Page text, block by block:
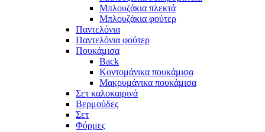
Μπλουζάκια πλεκτά
Μπλουζάκια φούτερ
Παντελόνια
Παντελόνια φούτερ
Πουκάμισα
Back
Κοντομάνικα πουκάμισα
Μακρυμάνικα πουκάμισα
Σετ καλοκαιρινά
Βερμούδες
Σετ
Φόρμες